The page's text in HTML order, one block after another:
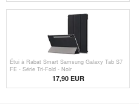
Étui à Rabat Smart Samsung Galaxy Tab S7
FE - Série Tri-Fold - Noir
17,90 EUR